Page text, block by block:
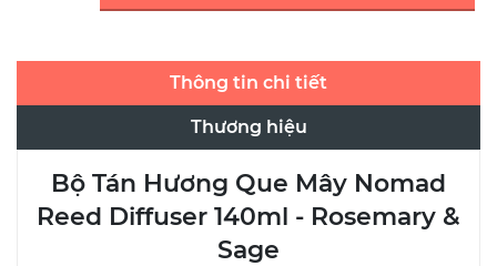
Thông tin chi tiết
Thương hiệu
Bộ Tán Hương Que Mây Nomad
Reed Diffuser 140ml - Rosemary &
Sage